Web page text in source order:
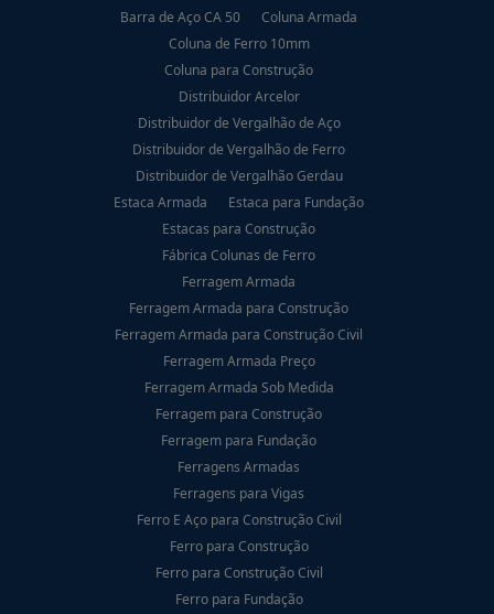
Barra de Aço CA 50
Coluna Armada
Coluna de Ferro 10mm
Coluna para Construção
Distribuidor Arcelor
Distribuidor de Vergalhão de Aço
Distribuidor de Vergalhão de Ferro
Distribuidor de Vergalhão Gerdau
Estaca Armada
Estaca para Fundação
Estacas para Construção
Fábrica Colunas de Ferro
Ferragem Armada
Ferragem Armada para Construção
Ferragem Armada para Construção Civil
Ferragem Armada Preço
Ferragem Armada Sob Medida
Ferragem para Construção
Ferragem para Fundação
Ferragens Armadas
Ferragens para Vigas
Ferro E Aço para Construção Civil
Ferro para Construção
Ferro para Construção Civil
Ferro para Fundação